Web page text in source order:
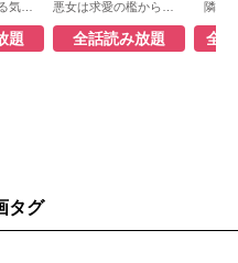
題 全話読み放題
隣の
全
タグ